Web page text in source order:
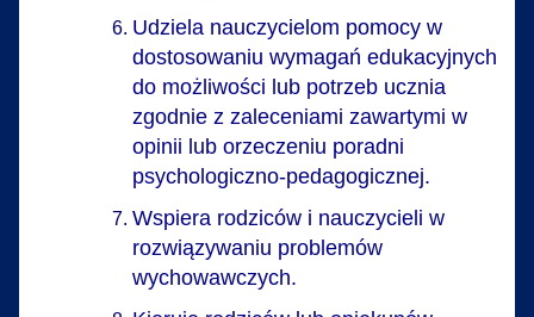
Udziela nauczycielom pomocy w
dostosowaniu wymagań edukacyjnych
do możliwości lub potrzeb ucznia
zgodnie z zaleceniami zawartymi w
opinii lub orzeczeniu poradni
psychologiczno-pedagogicznej.
Wspiera rodziców i nauczycieli w
rozwiązywaniu problemów
wychowawczych.